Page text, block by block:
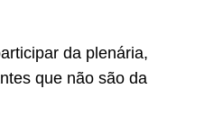
da plenária,
que não são da